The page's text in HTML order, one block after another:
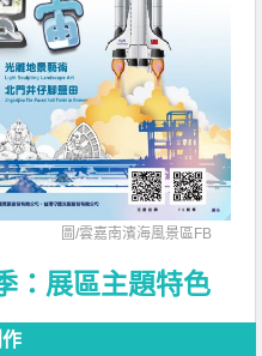
圖/雲嘉南濱海風景區FB
：展區主題特色